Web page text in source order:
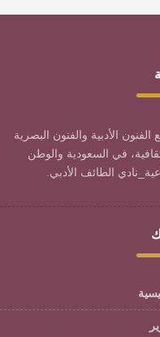
الأدبية والفنون البصرية
في السعودية والوطن
الطائف الأدبي.